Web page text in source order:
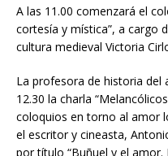
A las 11.00 comenzará el
cortesía y mística”, a cargo
cultura medieval Victoria
La profesora de historia del
12.30 la charla
coloquios en torno al amor
el escritor y cineasta,
por título “Buñuel y el amor.